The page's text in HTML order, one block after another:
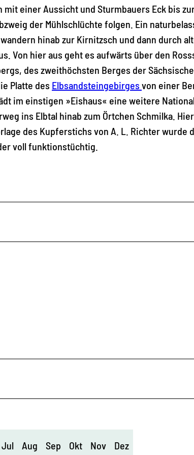
mit einer Aussicht und Sturmbauers Eck bis
der Mühlschlüchte folgen. Ein
hinab zur Kirnitzsch und dann durch
Von hier aus geht es aufwärts über den
des zweithöchsten Berges der
Platte des Elbsandsteingebirges von einer
im einstigen »Eishaus« eine weitere
ins Elbtal hinab zum Örtchen Schmilka.
des Kupferstichs von A. L. Richter wurde
voll funktionstüchtig.
Jul Aug Sep Okt Nov Dez